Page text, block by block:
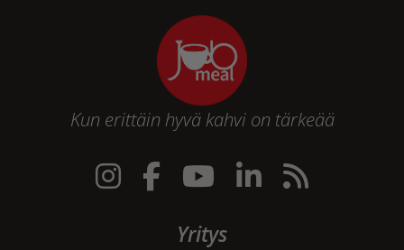
Kun erittäin hyvä kahvi on tärkeää
Yritys